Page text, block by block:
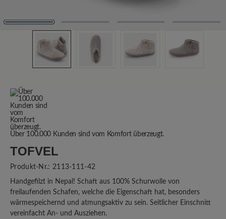
Über 100.000 Kunden sind vom Komfort überzeugt.
TOFVEL
Produkt-Nr.: 2113-111-42
Handgefilzt in Nepal! Schaft aus 100% Schurwolle von
freilaufenden Schafen, welche die Eigenschaft hat, besonders
wärmespeichernd und atmungsaktiv zu sein. Seitlicher Einschnitt
vereinfacht An- und Ausziehen.